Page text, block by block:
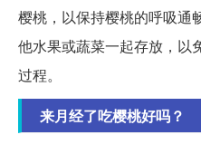
樱桃，以保持樱桃的呼吸通
他水果或蔬菜一起存放，以
过程。
来月经了吃樱桃好吗？